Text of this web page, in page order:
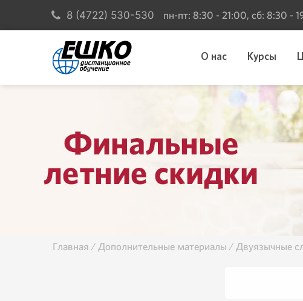
8 (4722) 530-530 пн-пт: 8:30 - 21:00, сб: 8:30 -
О нас Курсы
Главная Дополнительные материалы Двуязычные